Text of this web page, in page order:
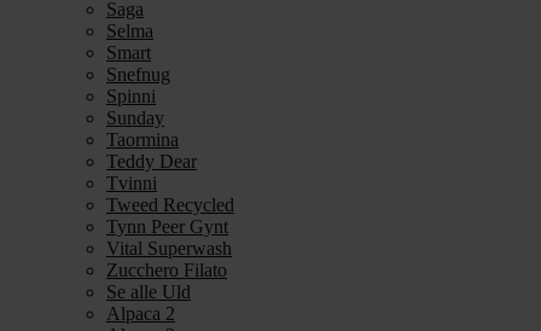
Saga
Selma
Smart
Snefnug
Spinni
Sunday
Taormina
Teddy Dear
Tvinni
Tweed Recycled
Tynn Peer Gynt
Vital Superwash
Zucchero Filato
Se alle Uld
Alpaca 2